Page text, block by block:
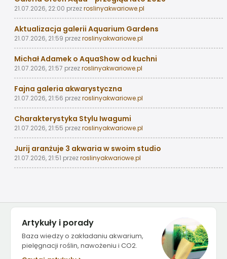
21.07.2026, 22:00 przezroslinyakwariowe.pl
Aktualizacja galerii Aquarium Gardens
21.07.2026, 21:59 przezroslinyakwariowe.pl
Michał Adamek o AquaShow od kuchni
21.07.2026, 21:57 przezroslinyakwariowe.pl
Fajna galeria akwarystyczna
21.07.2026, 21:56 przezroslinyakwariowe.pl
Charakterystyka Stylu Iwagumi
21.07.2026, 21:55 przezroslinyakwariowe.pl
Jurij aranżuje 3 akwaria w swoim studio
21.07.2026, 21:51 przezroslinyakwariowe.pl
Artykuły i porady
Baza wiedzy o zakładaniu akwarium,
pielęgnacji roślin, nawożeniu i CO2.